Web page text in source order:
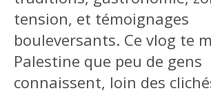
tension, et témoignages
bouleversants. Ce vlog te
Palestine que peu de gens
connaissent, loin des